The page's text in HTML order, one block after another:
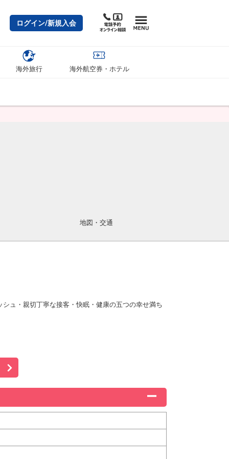
ログイン/新規入会
海外旅行 海外航空券・ホテル
地図・交通
ュ・親切丁寧な接客・快眠・健康の五つの幸せ満ち